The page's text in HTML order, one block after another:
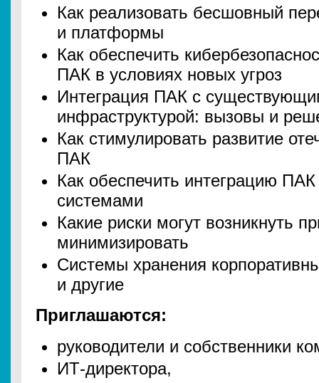
Как реализовать бесшовный
и платформы
Как обеспечить
ПАК в условиях новых угроз
Интеграция ПАК с
инфраструктурой: вызовы и
Как стимулировать развитие
ПАК
Как обеспечить интеграцию
системами
Какие риски могут возникнуть
минимизировать
Системы хранения
и другие
Приглашаются:
руководители и собственники
ИТ-директора,